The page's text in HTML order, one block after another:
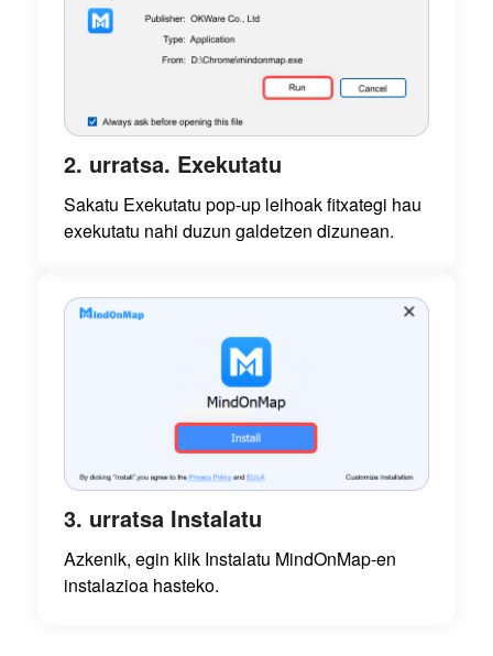
2. urratsa. Exekutatu
Sakatu Exekutatu pop-up leihoak fitxategi hau
exekutatu nahi duzun galdetzen dizunean.
3. urratsa Instalatu
Azkenik, egin klik Instalatu MindOnMap-en
instalazioa hasteko.